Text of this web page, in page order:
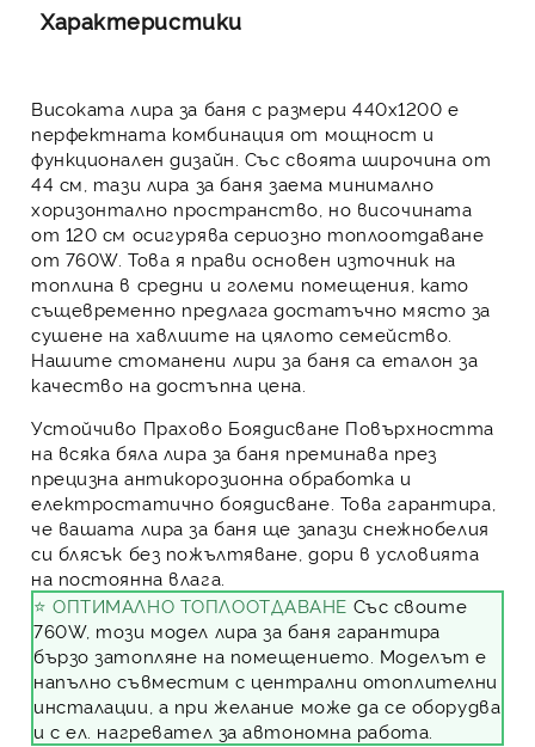
Характеристики
Високаталира за баня с размери 440х1200 е
перфектната комбинация от мощност и
функционален дизайн. Със своята широчина от
44 см, тази лира за баня заема минимално
хоризонтално пространство, но височината
от 120 см осигурява сериозно топлоотдаване
от 760W. Това я прави основен източник на
топлина в средни и големи помещения, като
същевременно предлага достатъчно място за
сушене на хавлиите на цялото семейство.
Нашите стоманени лири за баня са еталон за
качество на достъпна цена.
Устойчиво Прахово Боядисване Повърхността
на всяка бяла лира за баня преминава през
прецизна антикорозионна обработка и
електростатично боядисване. Това гарантира,
че вашата лира за баня ще запази снежнобелия
си блясък без пожълтяване, дори в условията
на постоянна влага.
⭐ ОПТИМАЛНО ТОПЛООТДАВАНЕ Със своите
760W, този модел лира за баня гарантира
бързо затопляне на помещението. Моделът е
напълно съвместим с централни отоплителни
инсталации, а при желание може да се оборудва
и с ел. нагревател за автономна работа.